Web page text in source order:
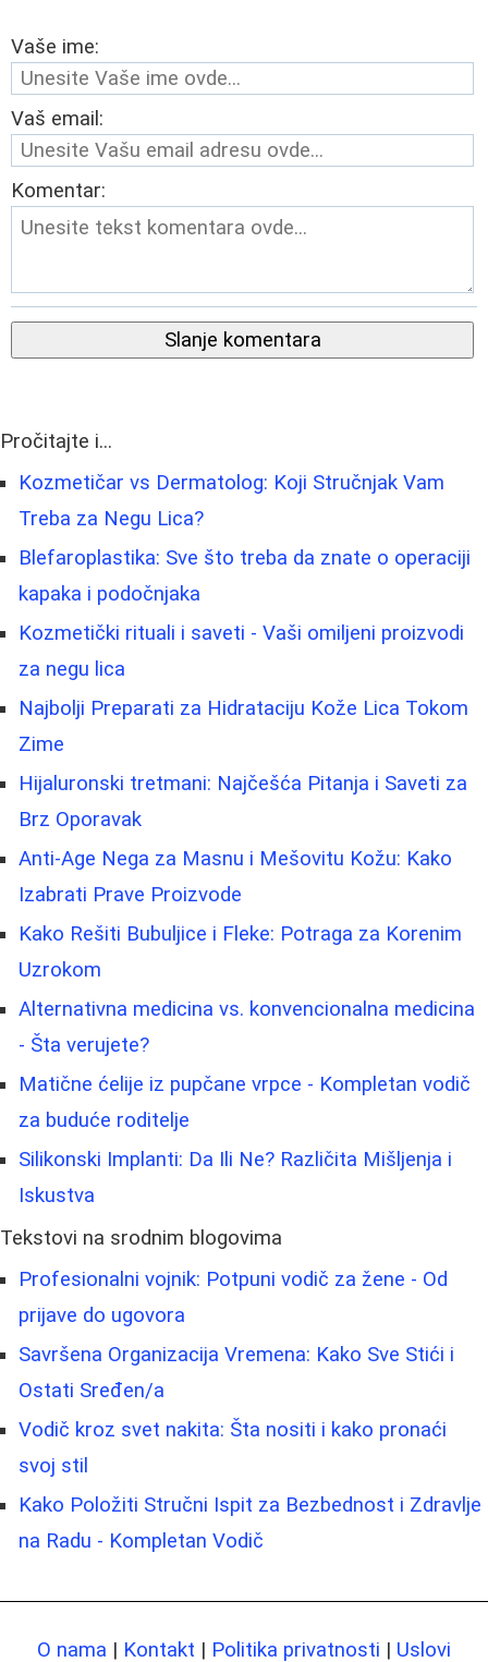
Vaše ime:
Vaš email:
Komentar:
Slanje komentara
Pročitajte i...
Kozmetičar vs Dermatolog: Koji Stručnjak Vam
Treba za Negu Lica?
Blefaroplastika: Sve što treba da znate o operaciji
kapaka i podočnjaka
Kozmetički rituali i saveti - Vaši omiljeni proizvodi
za negu lica
Najbolji Preparati za Hidrataciju Kože Lica Tokom
Zime
Hijaluronski tretmani: Najčešća Pitanja i Saveti za
Brz Oporavak
Anti-Age Nega za Masnu i Mešovitu Kožu: Kako
Izabrati Prave Proizvode
Kako Rešiti Bubuljice i Fleke: Potraga za Korenim
Uzrokom
Alternativna medicina vs. konvencionalna medicina
- Šta verujete?
Matične ćelije iz pupčane vrpce - Kompletan vodič
za buduće roditelje
Silikonski Implanti: Da Ili Ne? Različita Mišljenja i
Iskustva
Tekstovi na srodnim blogovima
Profesionalni vojnik: Potpuni vodič za žene - Od
prijave do ugovora
Savršena Organizacija Vremena: Kako Sve Stići i
Ostati Sređen/a
Vodič kroz svet nakita: Šta nositi i kako pronaći
svoj stil
Kako Položiti Stručni Ispit za Bezbednost i Zdravlje
na Radu - Kompletan Vodič
O nama | Kontakt | Politika privatnosti | Uslovi